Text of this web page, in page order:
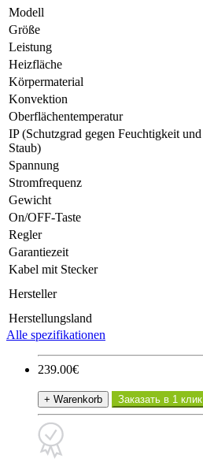
Modell
Größe
Leistung
Heizfläche
Körpermaterial
Konvektion
Oberflächentemperatur
IP (Schutzgrad gegen Feuchtigkeit und
Staub)
Spannung
Stromfrequenz
Gewicht
On/OFF-Taste
Regler
Garantiezeit
Kabel mit Stecker
Hersteller
Herstellungsland
Alle spezifikationen
239.00€
+ Warenkorb Заказать в 1 клик